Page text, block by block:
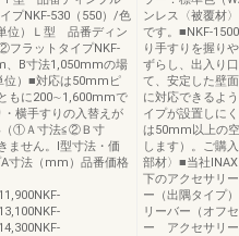
プNKF-530（550）/色
位）Ｌ型 品番ディン
フラットタイプNKF-
B寸法1,050mmの場
）■対応は50mmピ
もに200∼1,600mmで
横手すりの入替えが
（①Ａ寸法≦②Ｂ寸
ません。I型寸法・価
寸法（mm）品番価格
ンレス〈被覆材
です。■NKF-
り手すりを握り
ずらし、出入り
て、安定した壁
に対応できるよ
イプが設置しに
は50mm以上の
します）。ご購
部材〉■当社
下のアクセサリ
ー（出隅タイプ
リーバー（オフ
ー アクセサリ